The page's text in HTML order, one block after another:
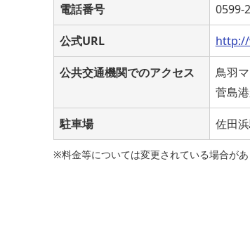
電話番号 0599-
公式URL
公共交通機関でのアクセス
鳥羽
菅島
駐車場 佐田
※料金等については変更されている場合が